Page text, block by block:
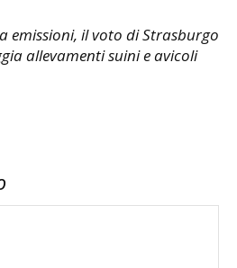
emissioni, il voto di Strasburgo
allevamenti suini e avicoli